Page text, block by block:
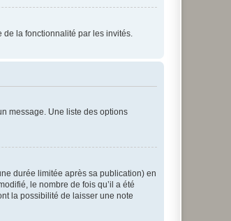
de la fonctionnalité par les invités.
message. Une liste des options
durée limitée après sa publication) en
le nombre de fois qu’il a été
la possibilité de laisser une note